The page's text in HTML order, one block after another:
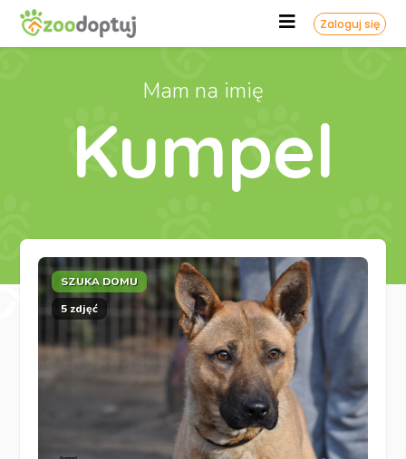
Zaloguj się
Mam na imię
Kumpel
SZUKA DOMU
5 zdjęć